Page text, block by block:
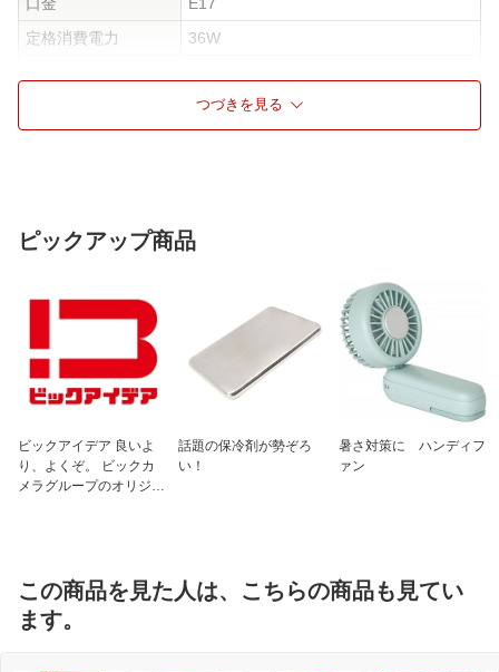
定格消費電力
36W
67×φ35mm
つづきを見る
ピックアップ商品
ビックアイデア 良いよ
り、よくぞ。 ビックカ
メラグループのオリジナ
話題の保冷剤が勢ぞろ
い！
暑さ対策に ハンディフ
ァン
この商品を見た人は、こちらの商品も見てい
ます。